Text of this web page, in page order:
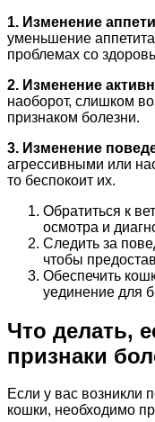
1. Изменение
уменьшение аппетита
проблемах со
2. Изменение
наоборот, слишком
признаком болезни.
3. Изменение
агрессивными или
то беспокоит их.
Обратиться к
осмотра и
Следить за
чтобы
Обеспечить
уединение для
Что делать,
признаки
Если у вас возникли
кошки, необходимо